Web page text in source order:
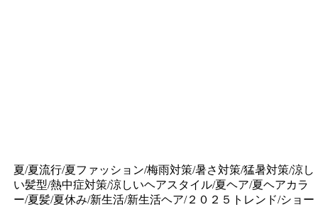
夏/夏流行/夏ファッション/梅雨対策/暑さ対策/猛暑対策/涼し
い髪型/熱中症対策/涼しいヘアスタイル/夏ヘア/夏ヘアカラ
ー/夏髪/夏休み/新生活/新生活ヘア/２０２５トレンド/ショー